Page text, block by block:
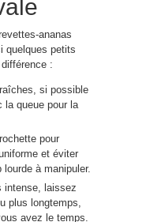
ananas
quelques petits
:
si possible
la queue pour la
pour
et éviter
lourde à manipuler.
intense, laissez
plus longtemps,
avez le temps.